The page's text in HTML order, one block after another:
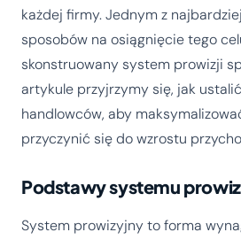
każdej firmy. Jednym z
sposobów na osiągnięcie tego
skonstruowany system prowizji
artykule przyjrzymy się, jak
handlowców, aby
przyczynić się do wzrostu
Podstawy systemu
System prowizyjny to forma